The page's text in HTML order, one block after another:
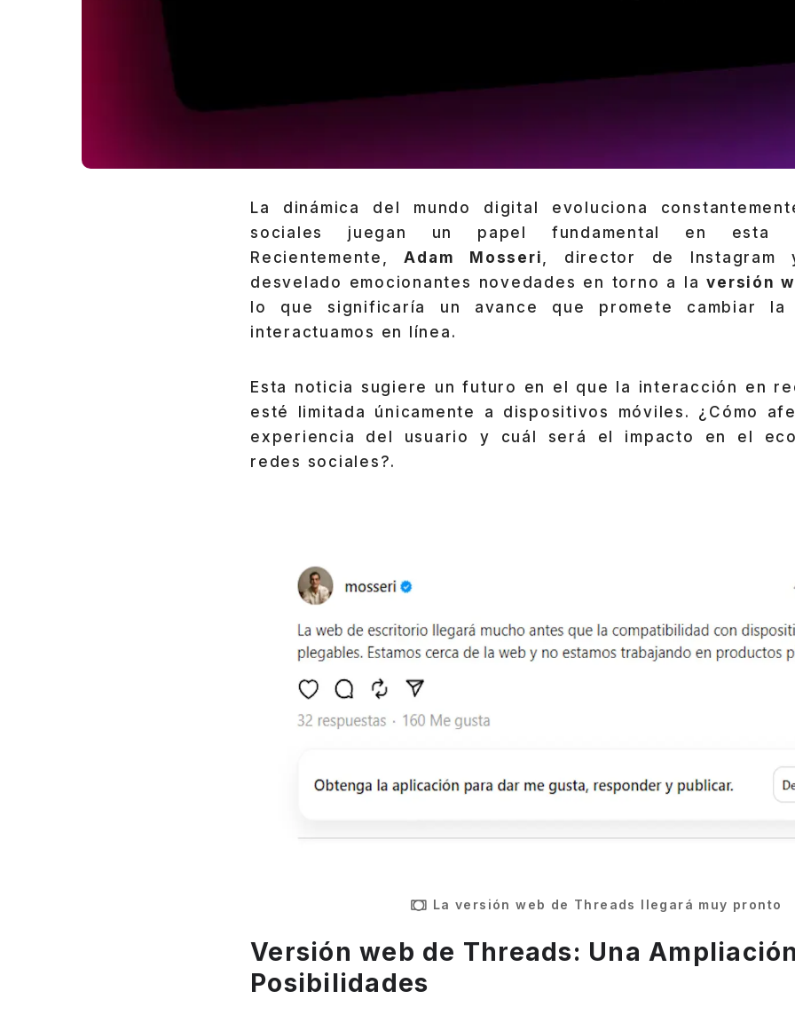
La dinámica del mundo digital evoluciona
sociales juegan un papel fundamental en esta
Recientemente,Adam Mosseri, director de
desvelado emocionantes novedades en torno a laversión
lo que significaría un avance que promete cambiar
interactuamos en línea.
Esta noticia sugiere un futuro en el que la interacción en
esté limitada únicamente a dispositivos móviles. ¿Cómo
experiencia del usuario y cuál será el impacto en el
redes sociales?.
La versión web de Threads llegará muy pronto
Versión web de Threads: Una
Posibilidades